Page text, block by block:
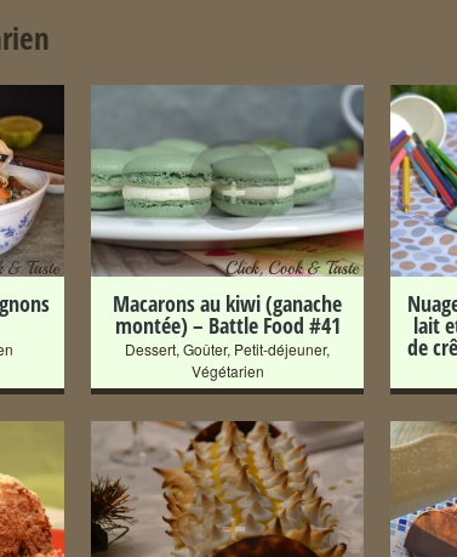
+
Macarons au kiwi (ganache
montée) – Battle Food #41
Dessert, Goûter, Petit-déjeuner,
Végétarien
lait
de
+